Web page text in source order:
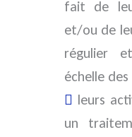
fait de
et/ou de
régulier
échelle
leurs
un